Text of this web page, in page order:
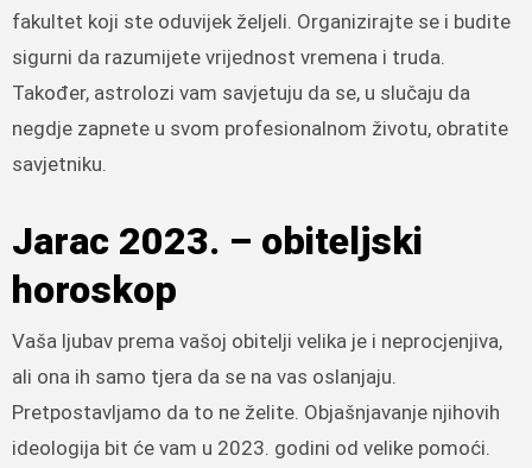
fakultet koji ste oduvijek željeli. Organizirajte se i budite
sigurni da razumijete vrijednost vremena i truda.
Također, astrolozi vam savjetuju da se, u slučaju da
negdje zapnete u svom profesionalnom životu, obratite
savjetniku.
Jarac 2023. – obiteljski
horoskop
Vaša ljubav prema vašoj obitelji velika je i neprocjenjiva,
ali ona ih samo tjera da se na vas oslanjaju.
Pretpostavljamo da to ne želite. Objašnjavanje njihovih
ideologija bit će vam u 2023. godini od velike pomoći.